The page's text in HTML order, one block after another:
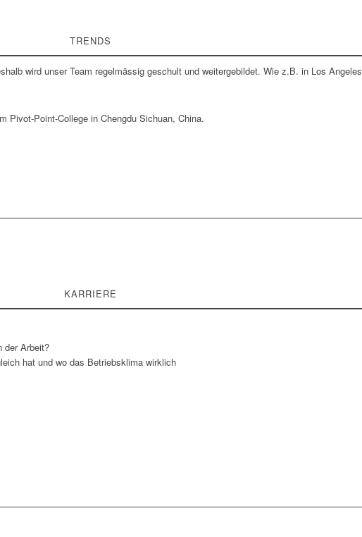
TRENDS
wird unser Team regelmässig geschult und weitergebildet. Wie z.B. in Los Angeles
Pivot-Point-College in Chengdu Sichuan, China.
KARRIERE
der Arbeit?
hat und wo das Betriebsklima wirklich